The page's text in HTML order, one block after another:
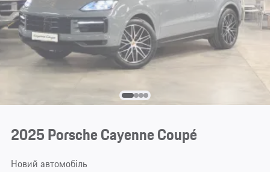
2025 Porsche Cayenne Coupé
Новий автомобіль